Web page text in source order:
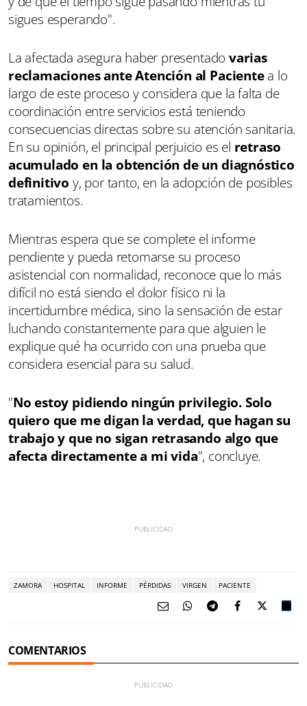
sigues esperando".
La afectada asegura haber presentado varias
reclamaciones ante Atención al Pacientea lo
largo de este proceso y considera que la falta de
coordinación entre servicios está teniendo
consecuencias directas sobre su atención sanitaria.
En su opinión, el principal perjuicio es el retraso
acumulado en la obtención de un diagnóstico
definitivo y, por tanto, en la adopción de posibles
tratamientos.
Mientras espera que se complete el informe
pendiente y pueda retomarse su proceso
asistencial con normalidad, reconoce que lo más
difícil no está siendo el dolor físico ni la
incertidumbre médica, sino la sensación de estar
luchando constantemente para que alguien le
explique qué ha ocurrido con una prueba que
considera esencial para su salud.
"No estoy pidiendo ningún privilegio. Solo
quiero que me digan la verdad, que hagan su
trabajo y que no sigan retrasando algo que
afecta directamente a mi vida", concluye.
ZAMORA HOSPITAL INFORME PÉRDIDAS VIRGEN PACIENTE
COMENTARIOS